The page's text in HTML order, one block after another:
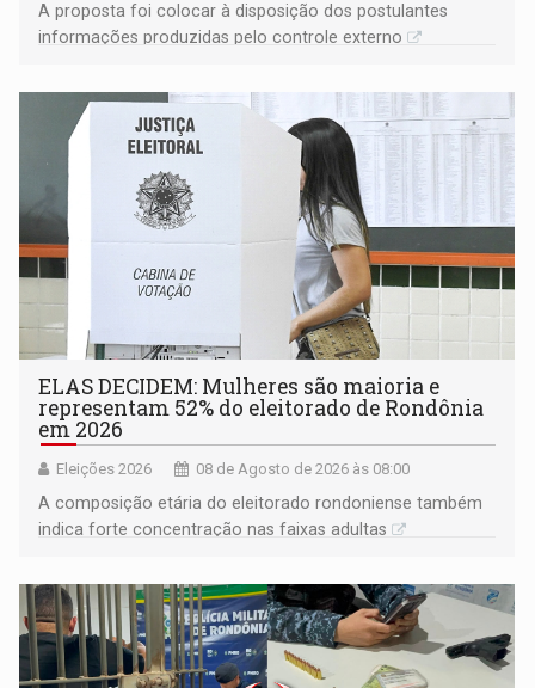
A proposta foi colocar à disposição dos postulantes
informações produzidas pelo controle externo
ELAS DECIDEM: Mulheres são maioria e
representam 52% do eleitorado de Rondônia
em 2026
Eleições 2026 08 de Agosto de 2026 às 08:00
A composição etária do eleitorado rondoniense também
indica forte concentração nas faixas adultas